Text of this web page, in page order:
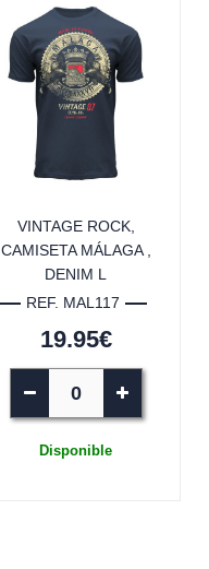
VINTAGE ROCK,
CAMISETA MÁLAGA ,
DENIM L
REF. MAL117
19.95€
Disponible